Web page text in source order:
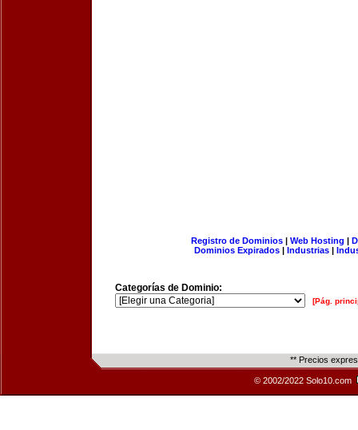
Registro de Dominios| Web Hosting |
Dominios Expirados | Industrias |
Categorías de Dominio:
[Pág.
** Precios
© 2002/2022 Solo10.com